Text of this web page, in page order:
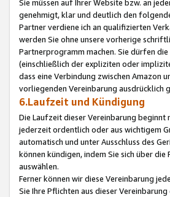
Sie müssen auf Ihrer Website bzw. an
genehmigt, klar und deutlich den
Partner verdiene ich an qualifizierten
werden Sie ohne unsere vorherige
Partnerprogramm machen. Sie dürfen
(einschließlich der expliziten oder
dass eine Verbindung zwischen Amazon
vorliegenden Vereinbarung ausdrücklich
6.Laufzeit und Kündigung
Die Laufzeit dieser Vereinbarung beginnt
jederzeit ordentlich oder aus wichtigem
automatisch und unter Ausschluss des
können kündigen, indem Sie sich über
auswählen.
Ferner können wir diese Vereinbarung
Sie Ihre Pflichten aus dieser